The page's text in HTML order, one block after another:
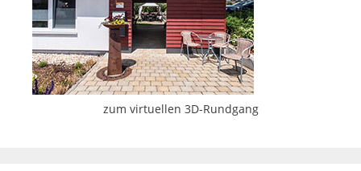
zum virtuellen 3D-Rundgang